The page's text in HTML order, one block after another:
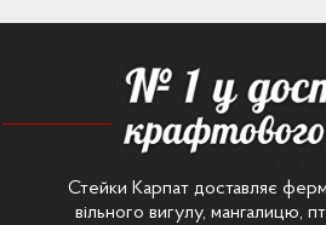
Стейки Карпат доставляє
вільного вигулу, мангалицю,